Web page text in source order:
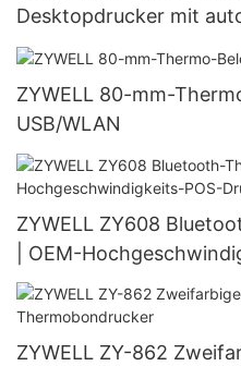
Desktopdrucker mit
Schneidemechanismus
ZYWELL 80-mm-
USB/WLAN
ZYWELL ZY608
| OEM-
ZYWELL ZY-862